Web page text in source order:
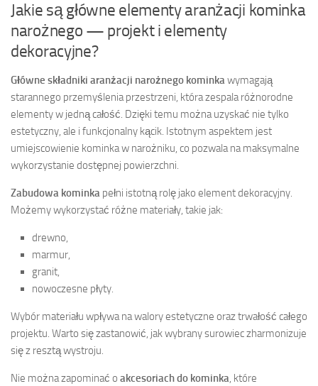
Jakie są główne elementy aranżacji kominka
narożnego — projekt i elementy
dekoracyjne?
Główne składniki aranżacji narożnego kominkawymagają
starannego przemyślenia przestrzeni, która zespala różnorodne
elementy w jedną całość. Dzięki temu można uzyskać nie tylko
estetyczny, ale i funkcjonalny kącik. Istotnym aspektem jest
umiejscowienie kominka w narożniku, co pozwala na maksymalne
wykorzystanie dostępnej powierzchni.
Zabudowa kominka pełni istotną rolę jako element dekoracyjny.
Możemy wykorzystać różne materiały, takie jak:
drewno,
marmur,
granit,
nowoczesne płyty.
Wybór materiału wpływa na walory estetyczne oraz trwałość całego
projektu. Warto się zastanowić, jak wybrany surowiec zharmonizuje
się z resztą wystroju.
Nie można zapominać o akcesoriach do kominka, które